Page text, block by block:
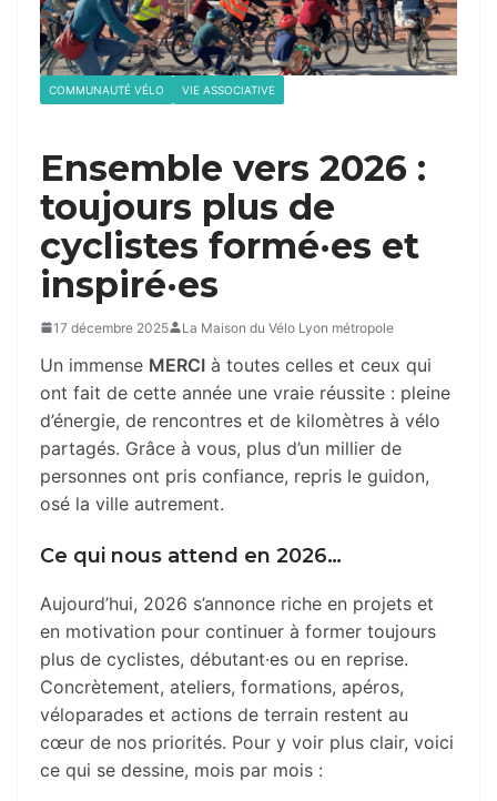
COMMUNAUTÉ VÉLO VIE ASSOCIATIVE
Ensemble vers 2026 :
toujours plus de
cyclistes formé·es et
inspiré·es
17 décembre 2025 La Maison du Vélo Lyon métropole
Un immense MERCI à toutes celles et ceux qui
ont fait de cette année une vraie réussite : pleine
d’énergie, de rencontres et de kilomètres à vélo
partagés. Grâce à vous, plus d’un millier de
personnes ont pris confiance, repris le guidon,
osé la ville autrement.
Ce qui nous attend en 2026…
Aujourd’hui, 2026 s’annonce riche en projets et
en motivation pour continuer à former toujours
plus de cyclistes, débutant·es ou en reprise.
Concrètement, ateliers, formations, apéros,
véloparades et actions de terrain restent au
cœur de nos priorités. Pour y voir plus clair, voici
ce qui se dessine, mois par mois :